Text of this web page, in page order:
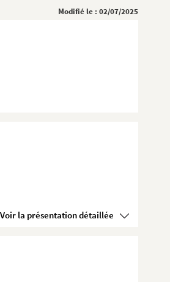
Modifié le : 02/07/2025
Voir la présentation détaillée